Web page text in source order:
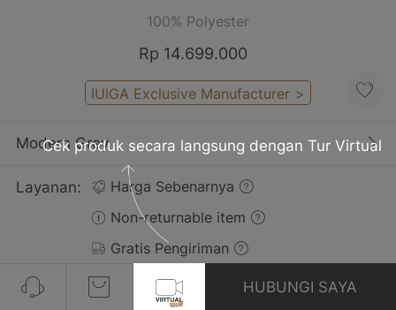
100% Polyester
Rp 14.699.000
IUIGA Exclusive Manufacturer >
Modern Grey
Layanan:
Harga Sebenarnya
Non-returnable item
Gratis Pengiriman
HUBUNGI SAYA
Cek produk secara langsung dengan Tur Virtual